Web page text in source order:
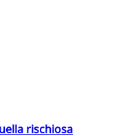
rischiosa